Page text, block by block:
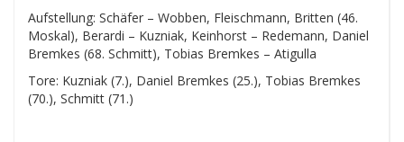
Aufstellung: Schäfer – Wobben, Fleischmann, Britten (46.
Moskal), Berardi – Kuzniak, Keinhorst – Redemann, Daniel
Bremkes (68. Schmitt), Tobias Bremkes – Atigulla
Tore: Kuzniak (7.), Daniel Bremkes (25.), Tobias Bremkes
(70.), Schmitt (71.)